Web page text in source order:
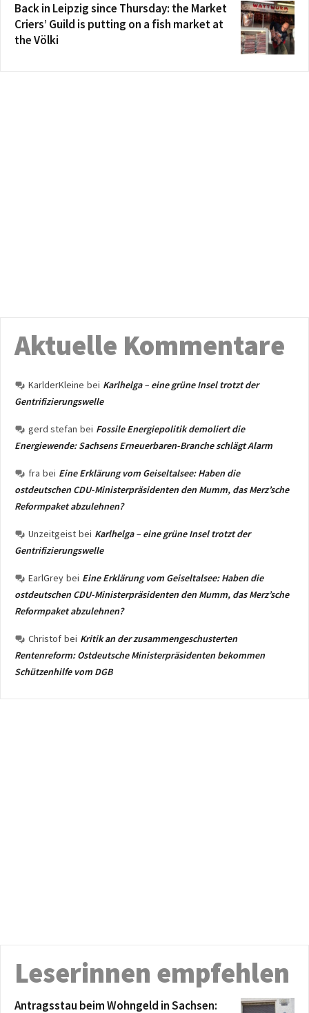
Back in Leipzig since Thursday: the Market
Criers’ Guild is putting on a fish market at
the Völki
Aktuelle Kommentare
KarlderKleine bei Karlhelga – eine grüne Insel trotzt der
Gentrifizierungswelle
gerd stefan bei Fossile Energiepolitik demoliert die
Energiewende: Sachsens Erneuerbaren-Branche schlägt Alarm
fra bei Eine Erklärung vom Geiseltalsee: Haben die
ostdeutschen CDU-Ministerpräsidenten den Mumm, das Merz’sche
Reformpaket abzulehnen?
Unzeitgeist bei Karlhelga – eine grüne Insel trotzt der
Gentrifizierungswelle
EarlGrey bei Eine Erklärung vom Geiseltalsee: Haben die
ostdeutschen CDU-Ministerpräsidenten den Mumm, das Merz’sche
Reformpaket abzulehnen?
Christof bei Kritik an der zusammengeschusterten
Rentenreform: Ostdeutsche Ministerpräsidenten bekommen
Schützenhilfe vom DGB
Leserinnen empfehlen
Antragsstau beim Wohngeld in Sachsen: